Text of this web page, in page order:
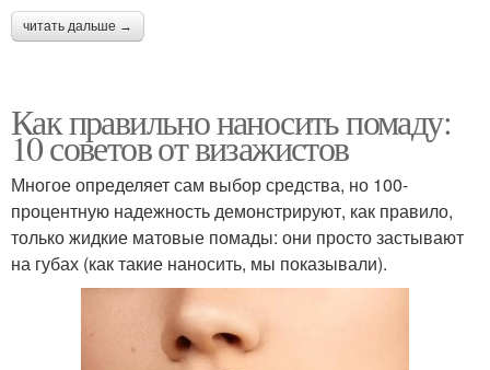
читать дальше →
Как правильно наносить помаду:
10 советов от визажистов
Многое определяет сам выбор средства, но 100-
процентную надежность демонстрируют, как правило,
только жидкие матовые помады: они просто застывают
на губах (как такие наносить, мы показывали).